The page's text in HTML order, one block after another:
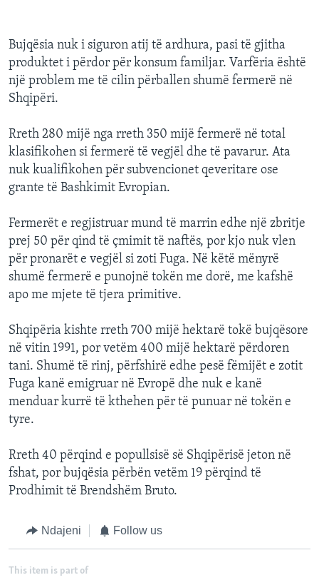
Bujqësia nuk i siguron atij të ardhura, pasi të gjitha
produktet i përdor për konsum familjar. Varfëria është
një problem me të cilin përballen shumë fermerë në
Shqipëri.
Rreth 280 mijë nga rreth 350 mijë fermerë në total
klasifikohen si fermerë të vegjël dhe të pavarur. Ata
nuk kualifikohen për subvencionet qeveritare ose
grante të Bashkimit Evropian.
Fermerët e regjistruar mund të marrin edhe një zbritje
prej 50 për qind të çmimit të naftës, por kjo nuk vlen
për pronarët e vegjël si zoti Fuga. Në këtë mënyrë
shumë fermerë e punojnë tokën me dorë, me kafshë
apo me mjete të tjera primitive.
Shqipëria kishte rreth 700 mijë hektarë tokë bujqësore
në vitin 1991, por vetëm 400 mijë hektarë përdoren
tani. Shumë të rinj, përfshirë edhe pesë fëmijët e zotit
Fuga kanë emigruar në Evropë dhe nuk e kanë
menduar kurrë të kthehen për të punuar në tokën e
tyre.
Rreth 40 përqind e popullsisë së Shqipërisë jeton në
fshat, por bujqësia përbën vetëm 19 përqind të
Prodhimit të Brendshëm Bruto.
Ndajeni Follow us
This item is part of